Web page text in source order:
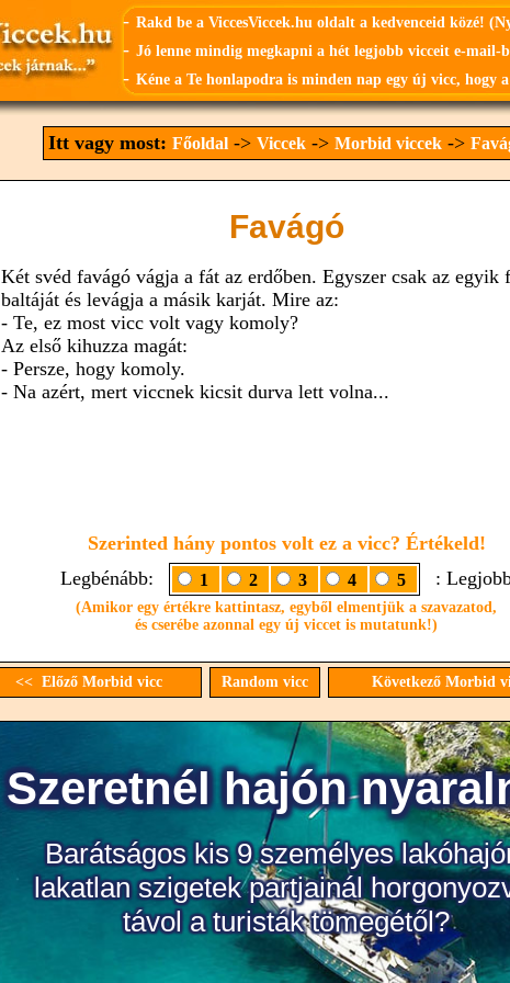
- Rakd be a ViccesViccek.hu oldalt a kedvenceid közé!
- Jó lenne mindig megkapni a hét legjobb vicceit e-
- Kéne a Te honlapodra is minden nap egy új vicc,
Itt vagy most: Főoldal-> Viccek-> Morbid viccek->
Favágó
Két svéd favágó vágja a fát az erdőben. Egyszer csak az egyik
baltáját és levágja a másik karját. Mire az:
- Te, ez most vicc volt vagy komoly?
Az első kihuzza magát:
- Persze, hogy komoly.
- Na azért, mert viccnek kicsit durva lett volna...
Szerinted hány pontos volt ez a vicc? Értékeld!
Legbénább:
1 2 3 4 5 :
(Amikor egy értékre kattintasz, egyből elmentjük a szavazatod,
és cserébe azonnal egy új viccet is mutatunk!)
<< Előző Morbid vicc Random vicc Következő Morbid